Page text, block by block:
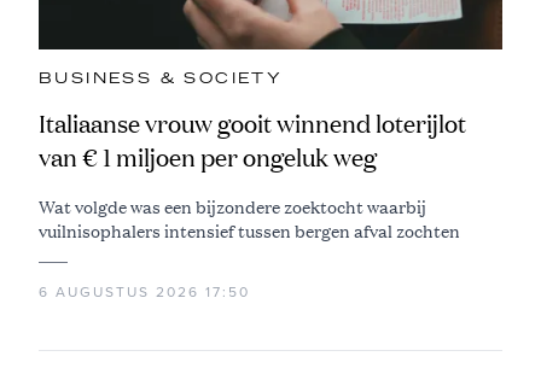
BUSINESS & SOCIETY
Italiaanse vrouw gooit winnend loterijlot
van € 1 miljoen per ongeluk weg
Wat volgde was een bijzondere zoektocht waarbij
vuilnisophalers intensief tussen bergen afval zochten
6 AUGUSTUS 2026 17:50